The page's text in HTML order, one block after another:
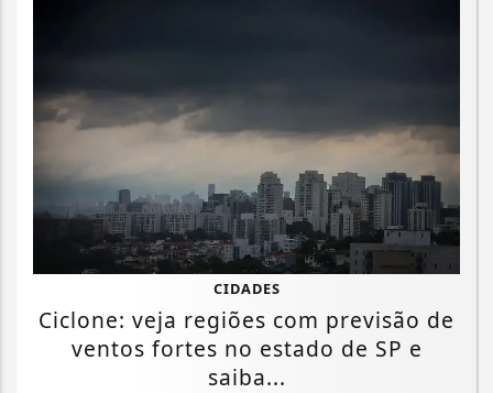
CIDADES
Ciclone: veja regiões com previsão de
ventos fortes no estado de SP e
saiba...